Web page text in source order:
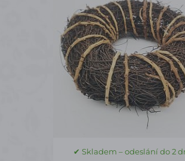
✔ Skladem – odeslání do 2